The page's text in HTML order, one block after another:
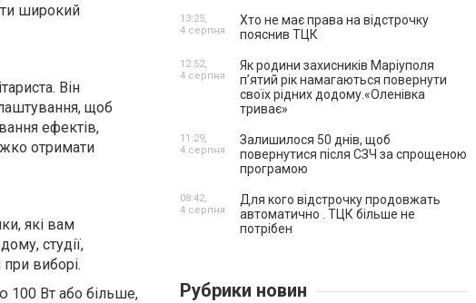
широкий
Він
щоб
ефектів,
отримати
які вам
студії,
при виборі.
100 Вт або більше,
Хто не має права на відстрочку
пояснив ТЦК
13:25,
4 серпня
Як родини захисників Маріуполя
пʼятий рік намагаються повернути
своїх рідних додому.«Оленівка
триває»
12:52,
4 серпня
Залишилося 50 днів, щоб
повернутися після СЗЧ за спрощеною
програмою
11:29,
4 серпня
Для кого відстрочку продовжать
автоматично . ТЦК більше не
потрібен
08:42,
4 серпня
Рубрики новин